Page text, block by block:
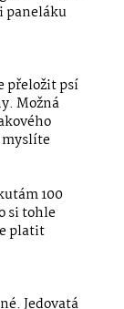
paneláku
přeložit psí
Možná
myslíte
100
si tohle
platit
Jedovatá